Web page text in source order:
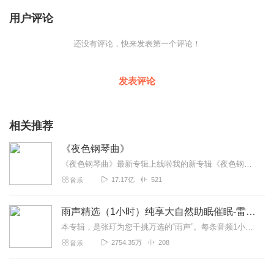
用户评论
还没有评论，快来发表第一个评论！
发表评论
相关推荐
《夜色钢琴曲》
《夜色钢琴曲》最新专辑上线啦我的新专辑《夜色钢琴曲最新专辑》（点击跳转）已经上线，新专辑是《夜色钢琴曲》的升级版，我精选了诸多经典原创作品与大家分享，愿未来...
音乐 17.17亿 521
雨声精选（1小时）纯享大自然助眠催眠-雷雨声，下雨
本专辑，是张玎为您千挑万选的“雨声”。每条音频1小时，中间没有打扰。有轻柔细雨、淅淅沥沥；雨滴入水，滴答作响；隐隐雷声，隆隆为伴；流水潺潺，映入耳畔。这里没有音...
音乐 2754.35万 208